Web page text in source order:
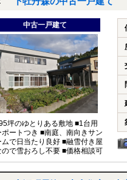
中古一戸建て
坪のゆとりある敷地 ■1台用
ポートつき ■南庭、南向きサン
ムで日当たり良好 ■融雪付き屋
ので雪おろし不要 ■価格相談可